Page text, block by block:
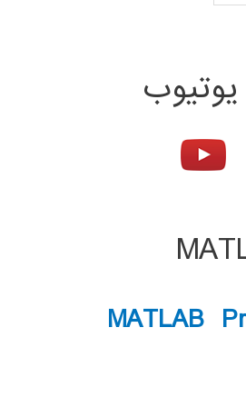
یوتیوب
MATLAB